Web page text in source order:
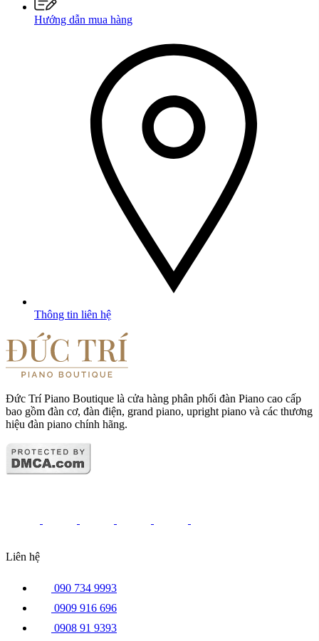
Hướng dẫn mua hàng
Thông tin liên hệ
Đức Trí Piano Boutique là cửa hàng phân phối đàn Piano cao cấp
bao gồm đàn cơ, đàn điện, grand piano, upright piano và các thương
hiệu đàn piano chính hãng.
Liên hệ
090 734 9993
0909 916 696
0908 91 9393